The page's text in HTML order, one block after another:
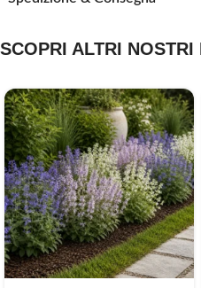
SCOPRI ALTRI NOSTRI